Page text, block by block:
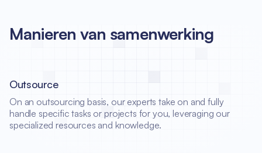
Manieren van samenwerking
Outsource
On an outsourcing basis, our experts take on and fully
handle specific tasks or projects for you, leveraging our
specialized resources and knowledge.